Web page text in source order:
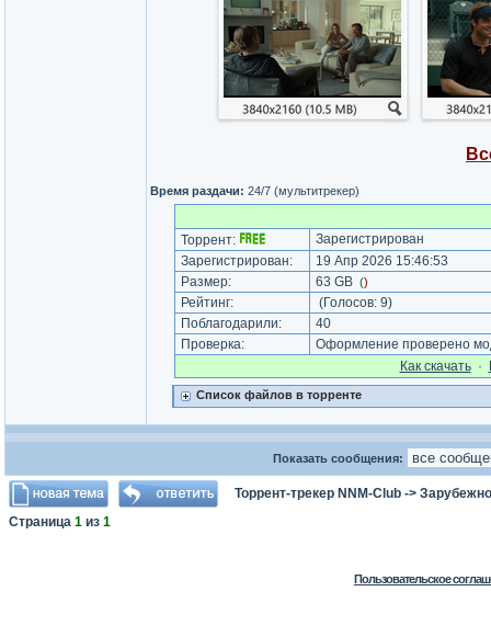
Время раздачи: 24/7 (мультитрекер)
Торрент:
Зарегистрирован
Зарегистрирован:
19 Апр 2026 15:46:53
Размер:
63 GB ()
Рейтинг: (Голосов: 9)
Поблагодарили:
40
Проверка:
Оформление проверено
Как cкачать·
Список файлов в торренте
Показать сообщения:
Торрент-трекер NNM-Club ->
Страница 1 из 1
Пользовательское